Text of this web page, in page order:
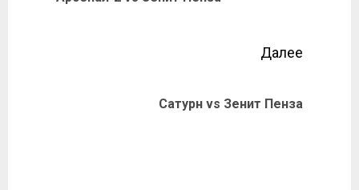
Далее
Сатурн vs Зенит Пенза